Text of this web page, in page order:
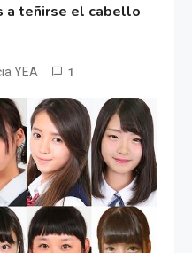
a teñirse el cabello
YEA 1